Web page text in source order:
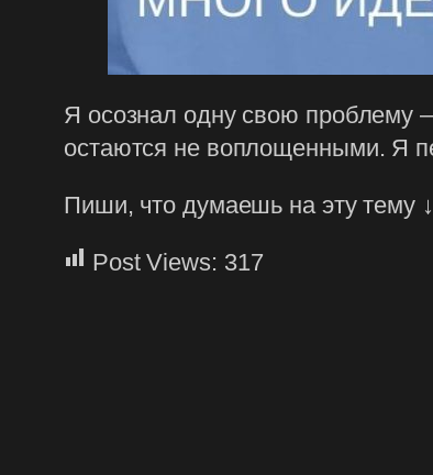
Я осознал одну свою проблему
остаются не воплощенными. Я
Пиши, что думаешь на эту тему ↓
Post Views: 317